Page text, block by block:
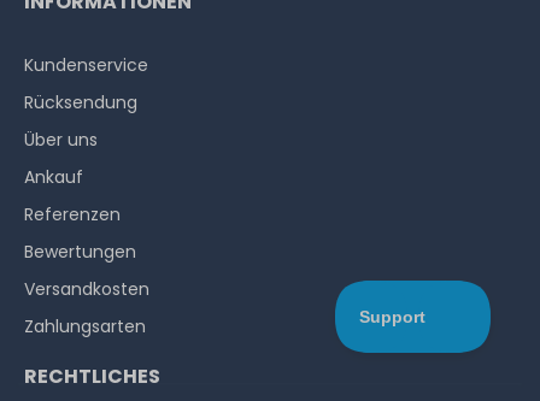
Kundenservice
Rücksendung
Über uns
Ankauf
Referenzen
Bewertungen
Versandkosten
Zahlungsarten
RECHTLICHES